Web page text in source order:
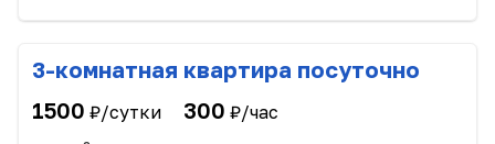
3-комнатная квартира посуточно
1500 ₽/сутки 300 ₽/час